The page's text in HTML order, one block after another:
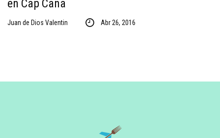
en Cap Cana
Juan de Dios Valentin Abr 26, 2016